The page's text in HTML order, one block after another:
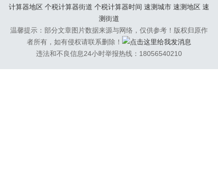
计算器地区 个税计算器街道 个税计算器时间 速测城市 速测地区 速
测街道
温馨提示：部分文章图片数据来源与网络，仅供参考！版权归原作
者所有，如有侵权请联系删除！
违法和不良信息24小时举报热线：18056540210